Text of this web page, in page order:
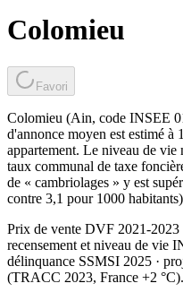
Colomieu
Favori
Colomieu (Ain, code INSEE
d'annonce moyen est estimé à
appartement. Le niveau de vie
taux communal de taxe
de « cambriolages » y est
contre 3,1 pour 1000
Prix de vente DVF 2021-2023
recensement et niveau de vie
délinquance SSMSI 2025 ·
(TRACC 2023, France +2 °C).